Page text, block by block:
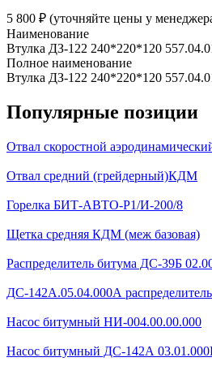
5 800 ₽︁ (уточняйте цены у
Наименование
Втулка ДЗ-122 240*220*120
Полное наименование
Втулка ДЗ-122 240*220*120
Популярные позиции
Отвал скоростной
Отвал средний (грейдерный)КДМ
Горелка БИТ-АВТО-Р1/И-200/8
Щетка средняя КДМ (меж базовая)
Распределитель битума ДС-39Б
ДС-142А.05.04.000А распределитель
Насос битумный НИ-004.00.00.000
Насос битумный ДС-142А